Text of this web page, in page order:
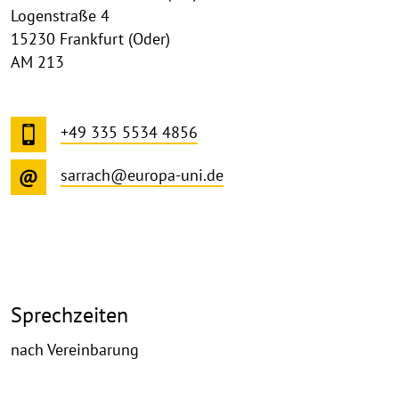
Logenstraße 4
15230 Frankfurt (Oder)
AM 213
+49 335 5534 4856
sarrach@europa-uni.de
Sprechzeiten
nach Vereinbarung